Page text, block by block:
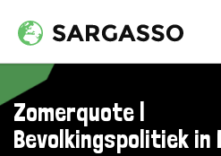
Zomerquote |
Bevolkingspolitiek in